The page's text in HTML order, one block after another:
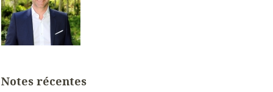
Notes récentes